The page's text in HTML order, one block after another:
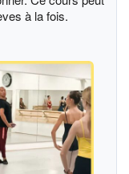
à la fois.